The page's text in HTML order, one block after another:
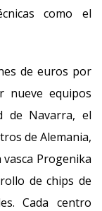
como el
de euros por
nueve equipos
de Navarra, el
de Alemania,
vasca Progenika
de chips de
Cada centro